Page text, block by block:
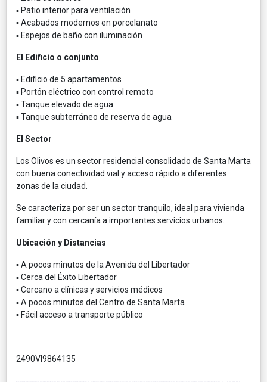
▪ Patio interior para ventilación
▪ Acabados modernos en porcelanato
▪ Espejos de baño con iluminación
El Edificio o conjunto
▪ Edificio de 5 apartamentos
▪ Portón eléctrico con control remoto
▪ Tanque elevado de agua
▪ Tanque subterráneo de reserva de agua
El Sector
Los Olivos es un sector residencial consolidado de Santa Marta
con buena conectividad vial y acceso rápido a diferentes
zonas de la ciudad.
Se caracteriza por ser un sector tranquilo, ideal para vivienda
familiar y con cercanía a importantes servicios urbanos.
Ubicación y Distancias
▪ A pocos minutos de la Avenida del Libertador
▪ Cerca del Éxito Libertador
▪ Cercano a clínicas y servicios médicos
▪ A pocos minutos del Centro de Santa Marta
▪ Fácil acceso a transporte público
2490VI9864135